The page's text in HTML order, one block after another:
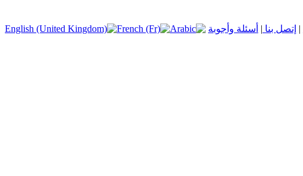
| إتصل بنا | أسئلة وأجوبة